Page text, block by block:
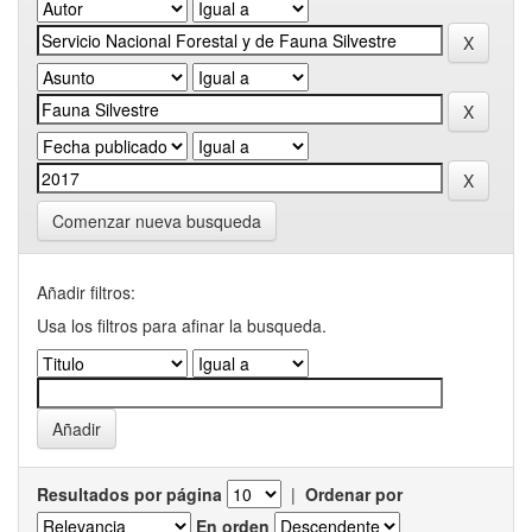
Comenzar nueva busqueda
Añadir filtros:
Usa los filtros para afinar la busqueda.
Resultados por página | Ordenar por
En orden